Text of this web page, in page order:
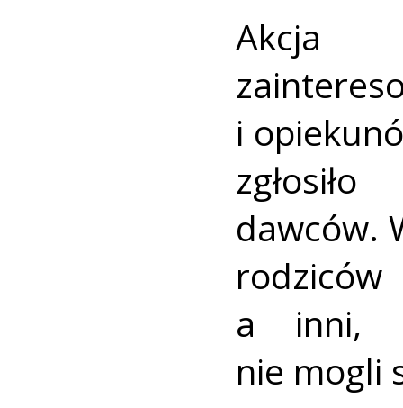
Akcja
i
dawców.
a inni,
nie mogli